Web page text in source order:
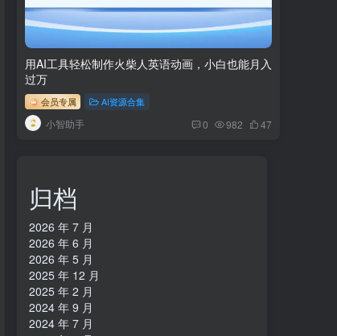
用AI工具轻松制作火柴人英语动画，小白也能月入
过万
会员专属 AI资源合集
小智助手 0 982 47
归档
2026 年 7 月
2026 年 6 月
2026 年 5 月
2025 年 12 月
2025 年 2 月
2024 年 9 月
2024 年 7 月